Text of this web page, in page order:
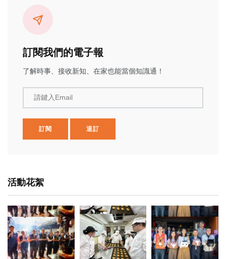
訂閱我們的電子報
了解時事、接收新知、在家也能當個知識通！
請鍵入Email
訂閱 退訂
活動花絮